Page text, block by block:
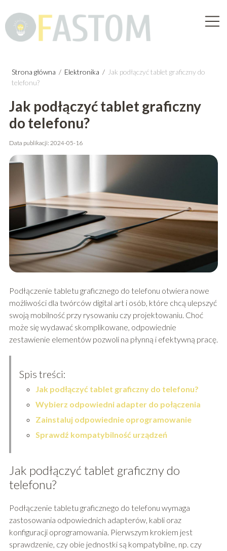
Strona główna / Elektronika / Jak podłączyć tablet graficzny do
telefonu?
Jak podłączyć tablet graficzny
do telefonu?
Data publikacji: 2024-05-16
Podłączenie tabletu graficznego do telefonu otwiera nowe
możliwości dla twórców digital art i osób, które chcą ulepszyć
swoją mobilność przy rysowaniu czy projektowaniu. Choć
może się wydawać skomplikowane, odpowiednie
zestawienie elementów pozwoli na płynną i efektywną pracę.
Spis treści:
Jak podłączyć tablet graficzny do telefonu?
Wybierz odpowiedni adapter do połączenia
Zainstaluj odpowiednie oprogramowanie
Sprawdź kompatybilność urządzeń
Jak podłączyć tablet graficzny do
telefonu?
Podłączenie tabletu graficznego do telefonu wymaga
zastosowania odpowiednich adapterów, kabli oraz
konfiguracji oprogramowania. Pierwszym krokiem jest
sprawdzenie, czy obie jednostki są kompatybilne, np. czy